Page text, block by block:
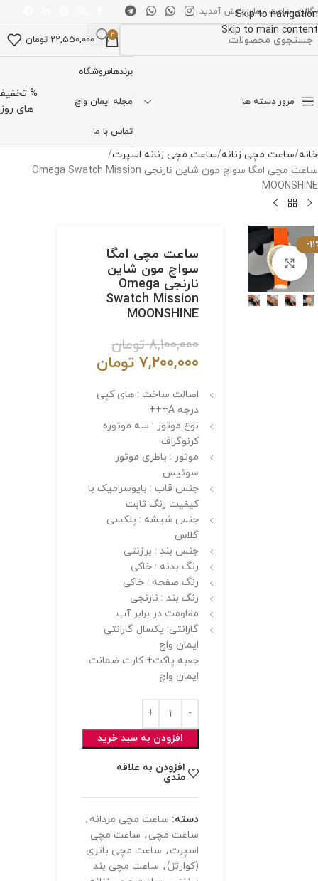
Skip to navigation
Skip to main content
گالری ساعت ایمان خوش آمدید
2
22,550,000 تومان
مرور دسته ها
برندهافروشگاه
مجله ایمان واچ
تماس با ما
%
های روز
خانه ساعت مچی زنانه ساعت مچی زنانه اسپرت
ساعت مچی امگا سواچ مون شاین نارنجی Omega Swatch Mission
MOONSHINE
-
برای بزرگنمایی کلیک کنیدساعت مچی امگا
سواچ مون شاین
نارنجی Omega
Swatch Mission
MOONSHINE
8,100,000 تومان
7,200,000 تومان
اصالت ساخت : های کپی
درجه A+++
نوع موتور : سه موتوره
کرنوگراف
موتور : باطری موتور
سوئیس
جنس قاب : بایوسرامیک با
کیفیت رنگ ثابت
جنس شیشه : پلکسی
گلاس
جنس بند : برزنتی
رنگ بدنه : خاکی
رنگ صفحه : خاکی
رنگ بند : نارنجی
مقاومت در برابر آب
گارانتی: یکسال گارانتی
ایمان واچ
جعبه پاکت+ کارت ضمانت
ایمان واچ
افزودن به سبد خرید
افزودن به علاقه
مندی
دسته: ساعت مچی مردانه ,
ساعت مچی , ساعت مچی
اسپرت , ساعت مچی باتری
(کوارتز), ساعت مچی بند